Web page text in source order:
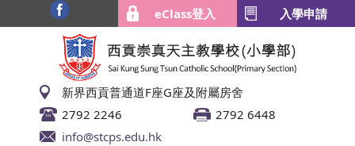
eClass登入 入學申請
新界西貢普通道F座G座及附屬房舍
2792 2246
2792 6448
info@stcps.edu.hk